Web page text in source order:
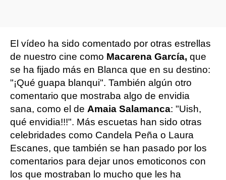
El vídeo ha sido comentado por otras estrellas
de nuestro cine como Macarena García, que
se ha fijado más en Blanca que en su destino:
"¡Qué guapa blanqui". También algún otro
comentario que mostraba algo de envidia
sana, como el de Amaia Salamanca: "Uish,
qué envidia!!!". Más escuetas han sido otras
celebridades como Candela Peña o Laura
Escanes, que también se han pasado por los
comentarios para dejar unos emoticonos con
los que mostraban lo mucho que les ha